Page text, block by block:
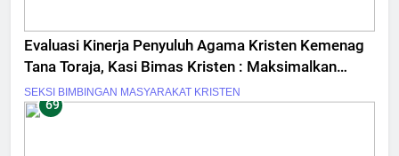
Evaluasi Kinerja Penyuluh Agama Kristen Kemenag
Tana Toraja, Kasi Bimas Kristen : Maksimalkan
Kerja, Kerja Bukan Formalitas
SEKSI BIMBINGAN MASYARAKAT KRISTEN
69